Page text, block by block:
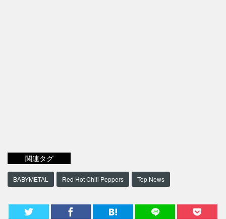
関連タグ
BABYMETAL Red Hot Chili Peppers Top News